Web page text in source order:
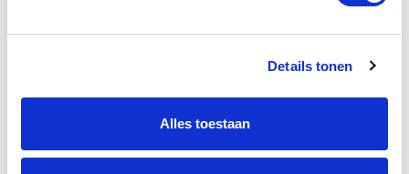
Details tonen
Alles toestaan
Verkeerseducatie